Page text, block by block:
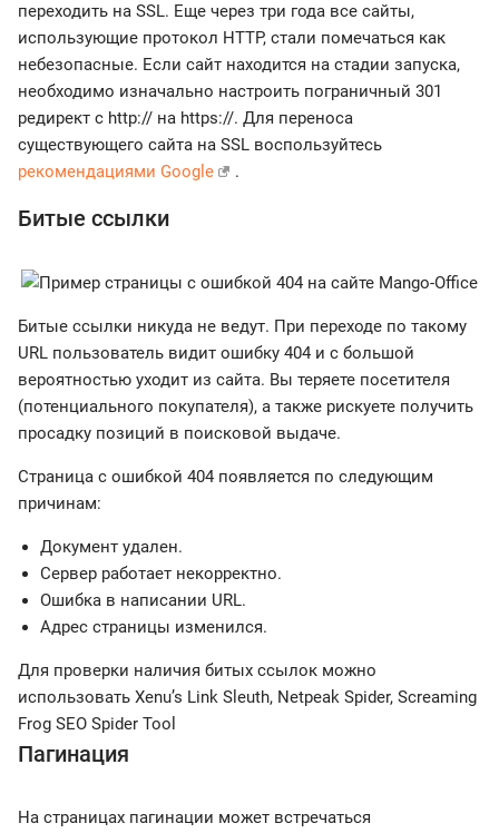
переходить на SSL. Еще через три года все сайты,
использующие протокол HTTP, стали помечаться как
небезопасные. Если сайт находится на стадии запуска,
необходимо изначально настроить пограничный 301
редирект с http:// на https://. Для переноса
существующего сайта на SSL воспользуйтесь
рекомендациями Google
.
Битые ссылки
Битые ссылки никуда не ведут. При переходе по такому
URL пользователь видит ошибку 404 и с большой
вероятностью уходит из сайта. Вы теряете посетителя
(потенциального покупателя), а также рискуете получить
просадку позиций в поисковой выдаче.
Страница с ошибкой 404 появляется по следующим
причинам:
Документ удален.
Сервер работает некорректно.
Ошибка в написании URL.
Адрес страницы изменился.
Для проверки наличия битых ссылок можно
использовать Xenu’s Link Sleuth, Netpeak Spider, Screaming
Frog SEO Spider Tool
Пагинация
На страницах пагинации может встречаться